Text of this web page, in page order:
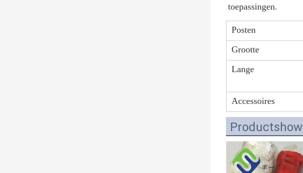
toepassingen.
Posten
Grootte
Lange
Accessoires
Productshow